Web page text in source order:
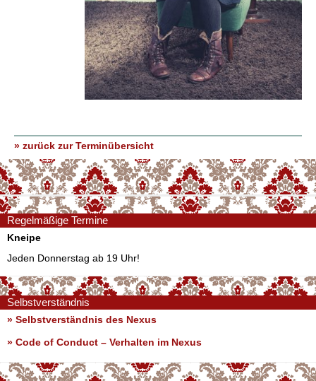
» zurück zur Terminübersicht
Regelmäßige Termine
Kneipe
Jeden Donnerstag ab 19 Uhr!
Selbstverständnis
» Selbstverständnis des Nexus
» Code of Conduct – Verhalten im Nexus